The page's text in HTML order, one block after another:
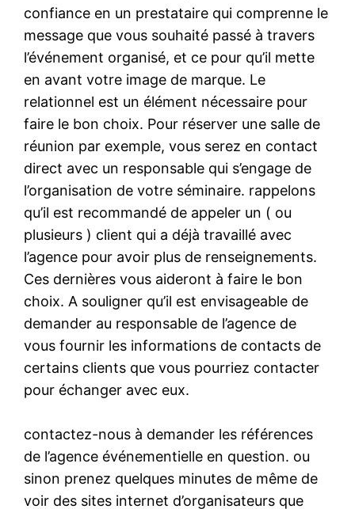
confiance en un prestataire qui comprenne le
message que vous souhaité passé à travers
l’événement organisé, et ce pour qu’il mette
en avant votre image de marque. Le
relationnel est un élément nécessaire pour
faire le bon choix. Pour réserver une salle de
réunion par exemple, vous serez en contact
direct avec un responsable qui s’engage de
l’organisation de votre séminaire. rappelons
qu’il est recommandé de appeler un ( ou
plusieurs ) client qui a déjà travaillé avec
l’agence pour avoir plus de renseignements.
Ces dernières vous aideront à faire le bon
choix. A souligner qu’il est envisageable de
demander au responsable de l’agence de
vous fournir les informations de contacts de
certains clients que vous pourriez contacter
pour échanger avec eux.
contactez-nous à demander les références
de l’agence événementielle en question. ou
sinon prenez quelques minutes de même de
voir des sites internet d’organisateurs que